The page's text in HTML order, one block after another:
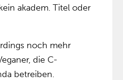
akadem. Titel oder
noch mehr
die C-
betreiben.